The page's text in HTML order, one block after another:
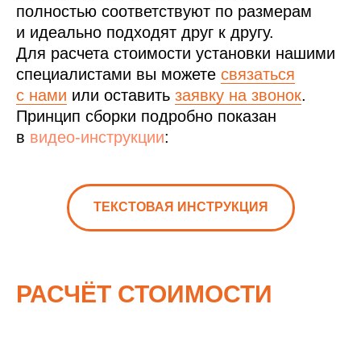
полностью соответствуют по размерам
и идеально подходят друг к другу.
Для расчета стоимости установки нашими
специалистами вы можете связаться
с нами или оставить заявку на звонок.
Принцип сборки подробно показан
в видео-инструкции:
ТЕКСТОВАЯ ИНСТРУКЦИЯ
РАСЧЁТ СТОИМОСТИ